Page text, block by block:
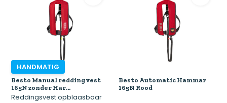
HANDMATIG
Besto Manual reddingvest
165N zonder Har...
Reddingsvest opblaasbaar
Besto Automatic Hammar
165N Rood